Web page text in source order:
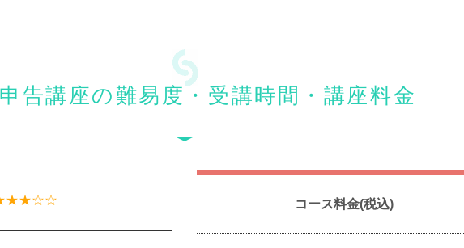
告講座の難易度・受講時間・講座料金
コース料金(税込)